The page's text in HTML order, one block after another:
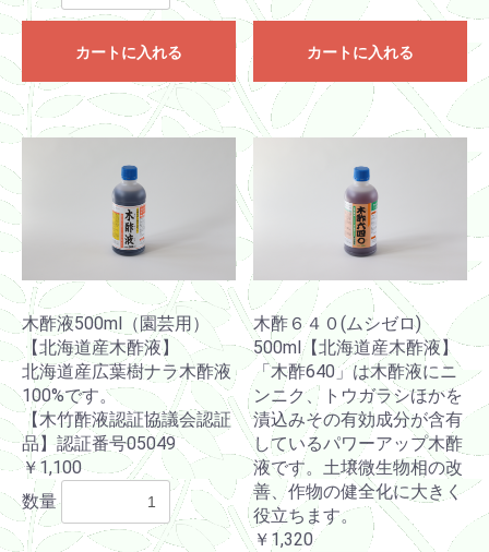
カートに入れる カートに入れる
木酢液500ml（園芸用）
【北海道産木酢液】
北海道産広葉樹ナラ木酢液
100%です。
【木竹酢液認証協議会認証
品】認証番号05049
￥1,100
数量
木酢６４０(ムシゼロ)
500ml【北海道産木酢液】
「木酢640」は木酢液にニ
ンニク、トウガラシほかを
漬込みその有効成分が含有
しているパワーアップ木酢
液です。土壌微生物相の改
善、作物の健全化に大きく
役立ちます。
￥1,320